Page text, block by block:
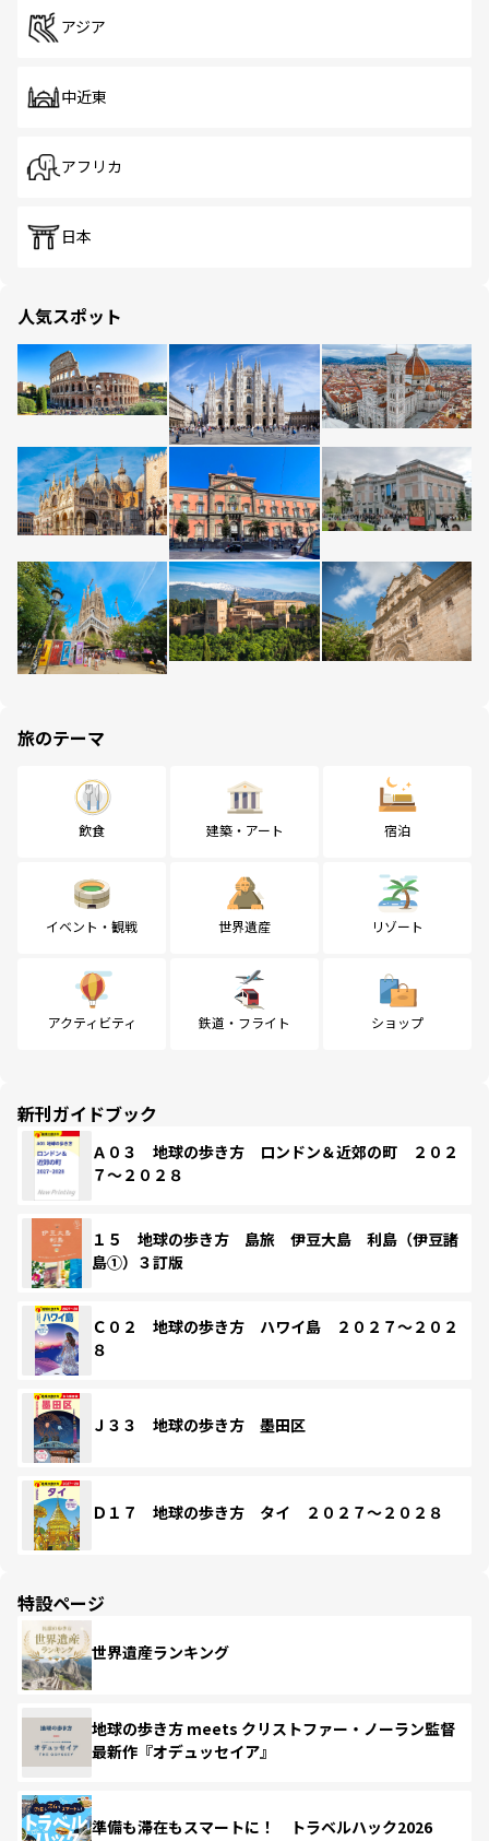
アジア
中近東
アフリカ
日本
人気スポット
旅のテーマ
飲食 建築・アート 宿泊
イベント・観戦 世界遺産 リゾート
アクティビティ 鉄道・フライト ショップ
新刊ガイドブック
Ａ０３ 地球の歩き方 ロンドン＆近郊の町 ２０２
７～２０２８
１５ 地球の歩き方 島旅 伊豆大島 利島（伊豆諸
島①）３訂版
Ｃ０２ 地球の歩き方 ハワイ島 ２０２７～２０２
８
Ｊ３３ 地球の歩き方 墨田区
Ｄ１７ 地球の歩き方 タイ ２０２７～２０２８
特設ページ
世界遺産ランキング
地球の歩き方 meets クリストファー・ノーラン監督
最新作『オデュッセイア』
準備も滞在もスマートに！ トラベルハック2026